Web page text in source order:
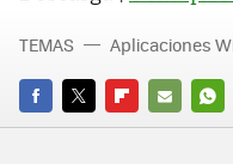
FACEBOOK
TWITTERFLIPBOARD
E-
TEMAS Aplicaciones